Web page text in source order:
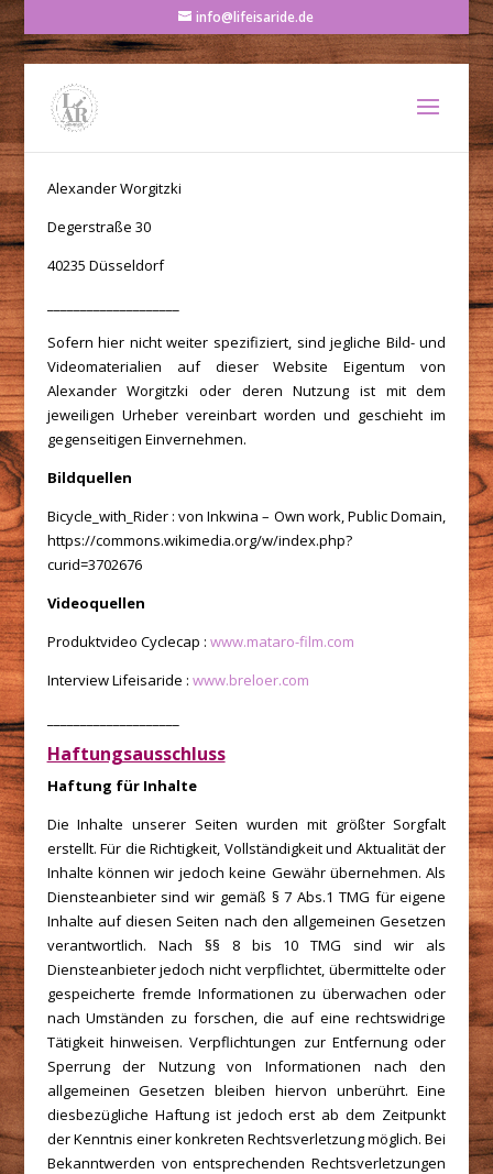
info@lifeisaride.de
Alexander Worgitzki
Degerstraße 30
40235 Düsseldorf
Sofern hier nicht weiter spezifiziert, sind jegliche Bild- und
Videomaterialien auf dieser Website Eigentum von
Alexander Worgitzki oder deren Nutzung ist mit dem
jeweiligen Urheber vereinbart worden und geschieht im
gegenseitigen Einvernehmen.
Bildquellen
Bicycle_with_Rider : von Inkwina – Own work, Public Domain,
https://commons.wikimedia.org/w/index.php?
curid=3702676
Videoquellen
Produktvideo Cyclecap : www.mataro-film.com
Interview Lifeisaride : www.breloer.com
Haftungsausschluss
Haftung für Inhalte
Die Inhalte unserer Seiten wurden mit größter Sorgfalt
erstellt. Für die Richtigkeit, Vollständigkeit und Aktualität der
Inhalte können wir jedoch keine Gewähr übernehmen. Als
Diensteanbieter sind wir gemäß § 7 Abs.1 TMG für eigene
Inhalte auf diesen Seiten nach den allgemeinen Gesetzen
verantwortlich. Nach §§ 8 bis 10 TMG sind wir als
Diensteanbieter jedoch nicht verpflichtet, übermittelte oder
gespeicherte fremde Informationen zu überwachen oder
nach Umständen zu forschen, die auf eine rechtswidrige
Tätigkeit hinweisen. Verpflichtungen zur Entfernung oder
Sperrung der Nutzung von Informationen nach den
allgemeinen Gesetzen bleiben hiervon unberührt. Eine
diesbezügliche Haftung ist jedoch erst ab dem Zeitpunkt
der Kenntnis einer konkreten Rechtsverletzung möglich. Bei
Bekanntwerden von entsprechenden Rechtsverletzungen